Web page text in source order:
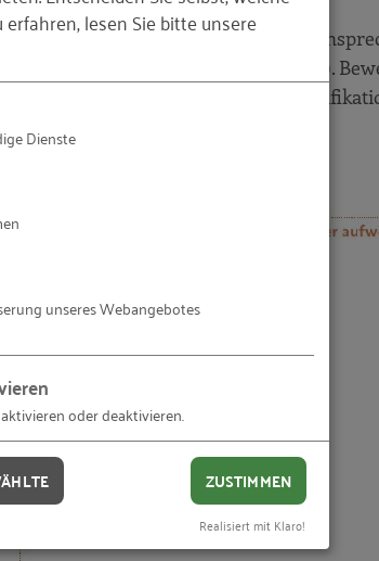
Matrix
2
Gruppen Sie gegebenenfalls
gewinnen (Rekrutierungschancen).
Stellen zu machen
Matrix ein.
lesen Sie bitte unsere
Dienste
unseres Webangebotes
oder deaktivieren.
ZUSTIMMEN
Realisiert mit Klaro!